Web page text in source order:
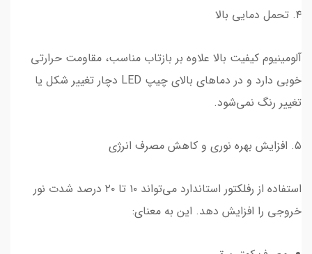
۴. تحمل دمایی بالا
آلومینیوم کیفیت بالا علاوه بر بازتاب مناسب، مقاومت حرارتی
خوبی دارد و در دماهای بالای چیپ LED دچار تغییر شکل یا
تغییر رنگ نمی‌شود.
۵. افزایش بهره نوری و کاهش مصرف انرژی
استفاده از رفلکتور استاندارد می‌تواند ۱۰ تا ۲۰ درصد شدت نور
خروجی را افزایش دهد. این به معنای: